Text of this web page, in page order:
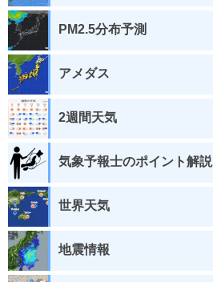
PM2.5分布予測
アメダス
2週間天気
気象予報士のポイント解説
世界天気
地震情報